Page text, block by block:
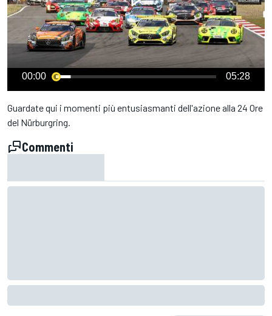
00:00 05:28
Guardate qui i momenti più entusiasmanti dell'azione alla 24 Ore
del Nürburgring.
Commenti